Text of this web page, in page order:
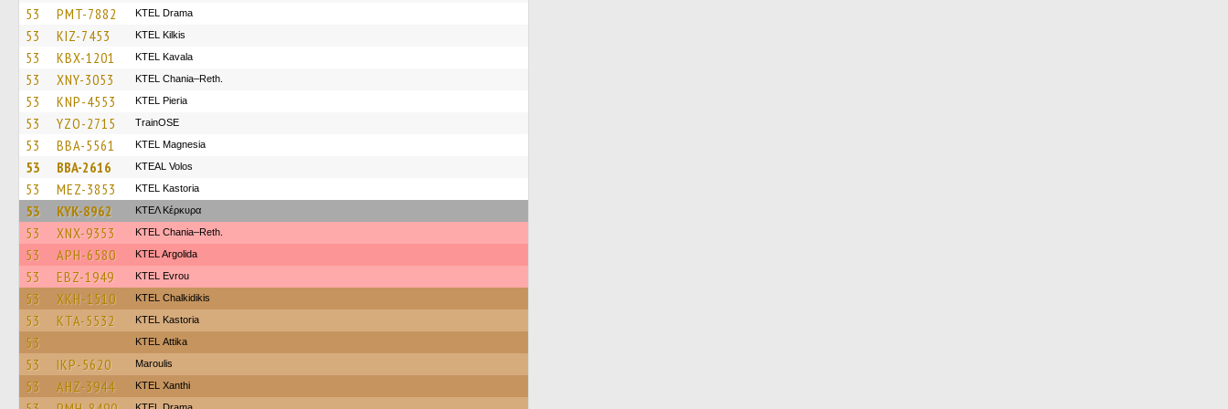
53
PMT-7882 KTEL Drama
53 KIZ-7453 KTEL Kilkis
53 KBX-1201 KTEL Kavala
53 XNY-3053 KTEL Chania–Reth.
53 KNP-4553 KTEL Pieria
53 YZO-2715 TrainΟSE
53 BBA-5561 ΚΤΕL Magnesia
53 BBA-2616 KTEAL Volos
53 MEZ-3853 KTEL Kastoria
53 KYK-8962 ΚΤΕΛ Κέρκυρα
53 XNX-9353 KTEL Chania–Reth.
53 APH-6580 KTEL Argolida
53 EBZ-1949 KTEL Evrou
53 XKH-1510 ΚΤΕL Chalkidikis
53 KTA-5532 KTEL Kastoria
53 KΤΕL Αttika
53 IKP-5620 Maroulis
53 AHZ-3944 KTEL Xanthi